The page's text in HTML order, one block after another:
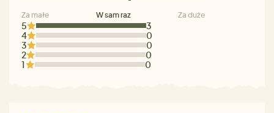
5
3
4
0
3
0
2
0
1
0
Za małe W sam raz Za duże